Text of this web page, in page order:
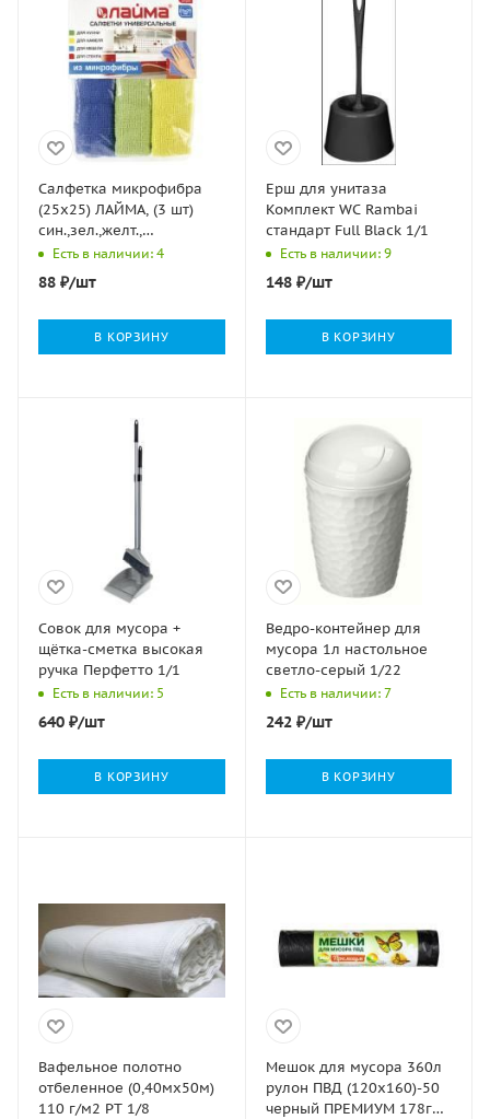
Салфетка микрофибра
(25х25) ЛАЙМА, (3 шт)
син.,зел.,желт.,
универсальная, 1/8/72
Есть в наличии: 4
88 ₽/шт
В КОРЗИНУ
Ерш для унитаза
Комплект WC Rambai
стандарт Full Black 1/1
Есть в наличии: 9
148₽/шт
В КОРЗИНУ
Совок для мусора +
щётка-сметка высокая
ручка Перфетто 1/1
Есть в наличии: 5
640 ₽/шт
В КОРЗИНУ
Ведро-контейнер для
мусора 1л настольное
светло-серый 1/22
Есть в наличии: 7
242₽/шт
В КОРЗИНУ
Вафельное полотно
отбеленное (0,40мх50м)
110 г/м2 РТ 1/8
Мешок для мусора 360л
рулон ПВД (120х160)-50
черный ПРЕМИУМ 178г